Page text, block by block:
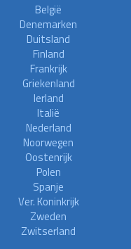
België
Denemarken
Duitsland
Finland
Frankrijk
Griekenland
Ierland
Italië
Nederland
Noorwegen
Oostenrijk
Polen
Spanje
Ver. Koninkrijk
Zweden
Zwitserland